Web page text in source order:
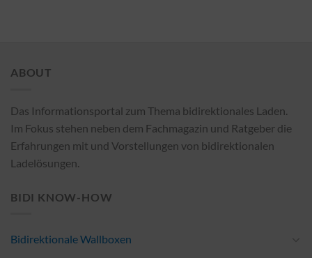
ABOUT
Das Informationsportal zum Thema bidirektionales Laden.
Im Fokus stehen neben dem Fachmagazin und Ratgeber die
Erfahrungen mit und Vorstellungen von bidirektionalen
Ladelösungen.
BIDI KNOW-HOW
Bidirektionale Wallboxen